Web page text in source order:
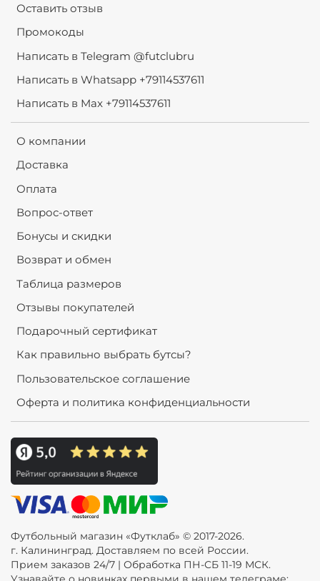
Оставить отзыв
Промокоды
Написать в Telegram @futclubru
Написать в Whatsapp +79114537611
Написать в Max +79114537611
О компании
Доставка
Оплата
Вопрос-ответ
Бонусы и скидки
Возврат и обмен
Таблица размеров
Отзывы покупателей
Подарочный сертификат
Как правильно выбрать бутсы?
Пользовательское соглашение
Оферта и политика конфиденциальности
Футбольный магазин «Футклаб» © 2017-2026.
г. Калининград. Доставляем по всей России.
Прием заказов 24/7 | Обработка ПН-СБ 11-19 МСК.